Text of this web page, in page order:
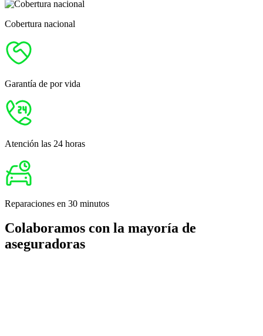
Cobertura nacional
Garantía de por vida
Atención las 24 horas
Reparaciones en 30 minutos
Colaboramos con la mayoría de
aseguradoras